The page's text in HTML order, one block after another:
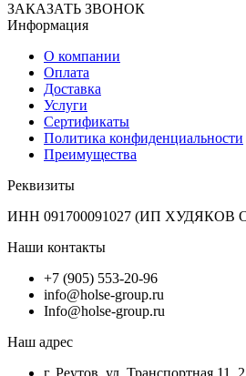
ЗАКАЗАТЬ ЗВОНОК
Информация
О компании
Оплата
Доставка
Услуги
Сертификаты
Политика конфиденциальности
Преимущества
Реквизиты
ИНН 091700091027 (ИП ХУДЯКОВ
Наши контакты
+7 (905) 553-20-96
info@holse-group.ru
Info@holse-group.ru
Наш адрес